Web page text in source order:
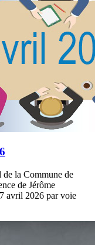
la Commune de
de Jérôme
avril 2026 par voie